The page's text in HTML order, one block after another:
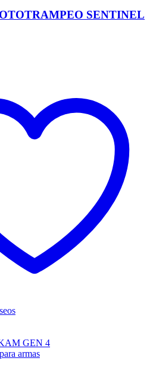
SENTINEL
variantes.
opciones
armas